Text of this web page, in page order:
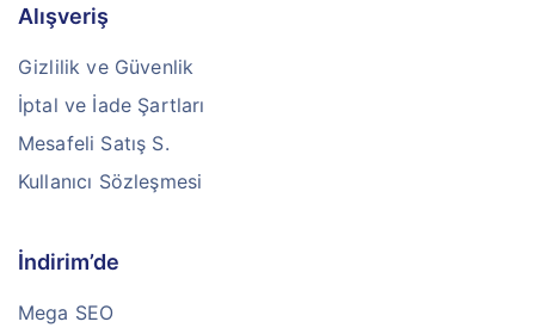
Alışveriş
Gizlilik ve Güvenlik
İptal ve İade Şartları
Mesafeli Satış S.
Kullanıcı Sözleşmesi
İndirim’de
Mega SEO